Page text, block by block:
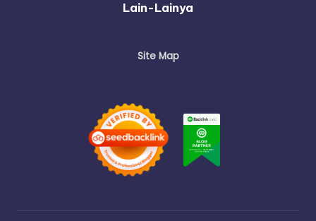
Lain-Lainya
Site Map